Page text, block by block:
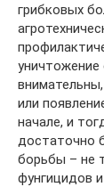
грибковых
уничтожение
или
начале, и
достаточно
борьбы – не
фунгицидов